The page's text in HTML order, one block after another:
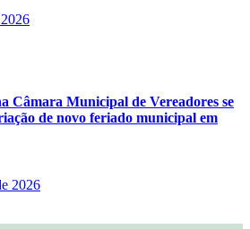
Câmara Municipal de Vereadores se
de novo feriado municipal em
2026